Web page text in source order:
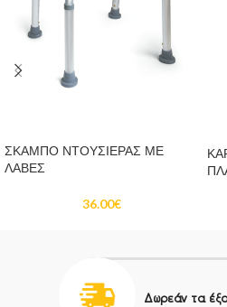
ΣΚΑΜΠΟ ΝΤΟΥΣΙΕΡΑΣ ΜΕ
ΛΑΒΕΣ
36.00€
Δωρεάν τα